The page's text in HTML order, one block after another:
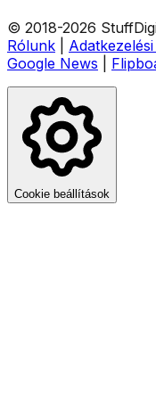
© 2018-2026
Rólunk
Google News
Cookie beállítások